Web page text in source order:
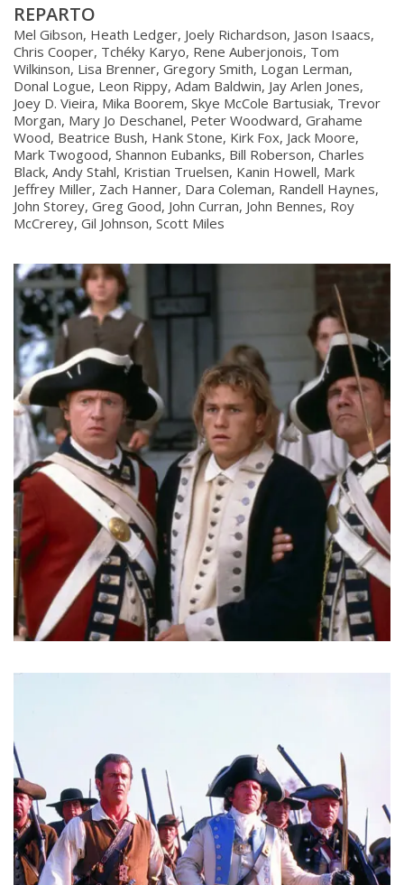
REPARTO
Mel Gibson, Heath Ledger, Joely Richardson, Jason Isaacs,
Chris Cooper, Tchéky Karyo, Rene Auberjonois, Tom
Wilkinson, Lisa Brenner, Gregory Smith, Logan Lerman,
Donal Logue, Leon Rippy, Adam Baldwin, Jay Arlen Jones,
Joey D. Vieira, Mika Boorem, Skye McCole Bartusiak, Trevor
Morgan, Mary Jo Deschanel, Peter Woodward, Grahame
Wood, Beatrice Bush, Hank Stone, Kirk Fox, Jack Moore,
Mark Twogood, Shannon Eubanks, Bill Roberson, Charles
Black, Andy Stahl, Kristian Truelsen, Kanin Howell, Mark
Jeffrey Miller, Zach Hanner, Dara Coleman, Randell Haynes,
John Storey, Greg Good, John Curran, John Bennes, Roy
McCrerey, Gil Johnson, Scott Miles